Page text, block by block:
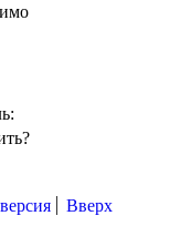
Вверх